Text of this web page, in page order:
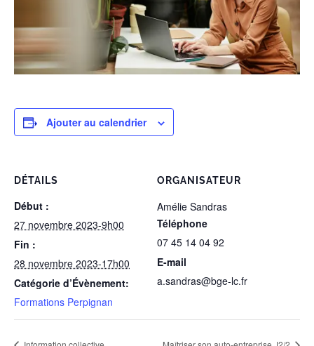
Ajouter au calendrier
DÉTAILS
Début :
27 novembre 2023-9h00
Fin :
28 novembre 2023-17h00
Catégorie d’Évènement:
Formations Perpignan
ORGANISATEUR
Amélie Sandras
Téléphone
07 45 14 04 92
E-mail
a.sandras@bge-lc.fr